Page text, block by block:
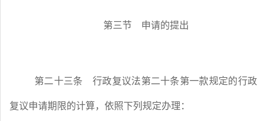
第三节 申请的提出
第二十三条 行政复议法第二十条第一款规定的行政
复议申请期限的计算，依照下列规定办理：